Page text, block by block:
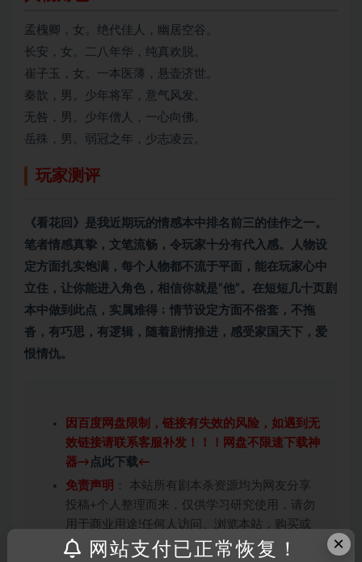
孟槐卿，女。绝代佳人，幽居空谷。
长安，女。二八年华，纯真欢脱。
崔子玉，女。一本医薄，悬壶济世。
秦歆，男。少年将军，意气风发。
无咎，男。少年僧人，一心向佛。
岳殊，男。弱冠之年，少志凌云。
玩家测评
《看花回》是我近期玩的情感本中排名前三的佳作之一。
笔者情感真挚，文笔流畅，令玩家十分有代入感。人物设
定方面扎实饱满，每个人物都不流于平面，能在玩家心中
立住，让你能进入角色，相信你就是“他”。在短短几十页剧
本中做到此点，实属难得﹔情节设定方面不俗套，不拖
沓，有巧思，有逻辑，随着剧情推进，感受家国天下，爱
恨情仇。
因百度网盘限制，链接有失效的风险，如遇到无
效链接请联系客服补发！！！网盘不限速下载神
器→ 点此下载←
免责声明 ： 本站所有剧本杀资源均为网友分享
投稿+个人整理而来，仅供学习研究使用，请勿
用于商业用途!任何人访问、浏览本站，购买或
未购买，即代表已阅读本声明，理解并同意受本
×
网站支付已正常恢复！